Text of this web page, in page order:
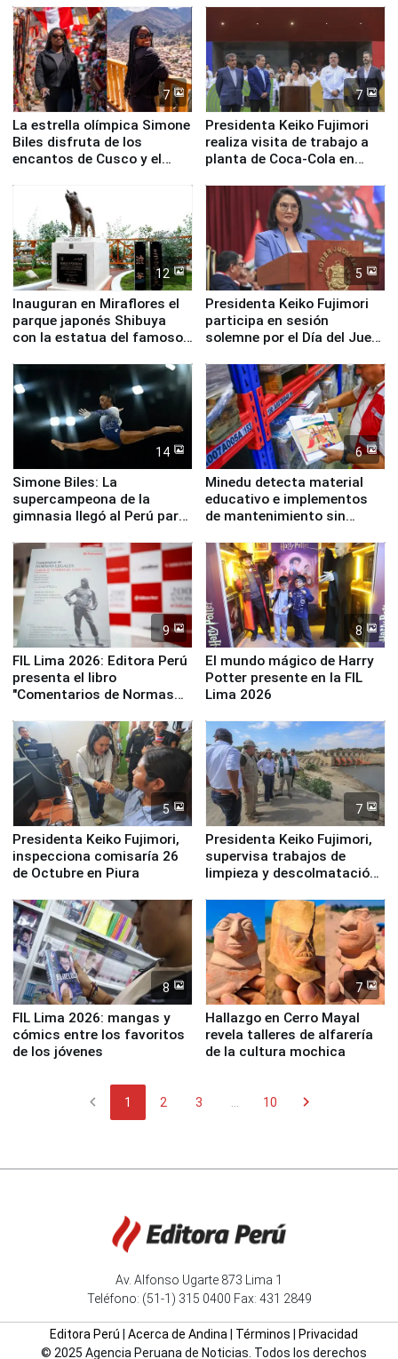
7
La estrella olímpica Simone
Biles disfruta de los
encantos de Cusco y el
7
Presidenta Keiko Fujimori
realiza visita de trabajo a
planta de Coca-Cola en
12
Inauguran en Miraflores el
parque japonés Shibuya
con la estatua del famoso
5
Presidenta Keiko Fujimori
participa en sesión
solemne por el Día del Juez
14
Simone Biles: La
supercampeona de la
gimnasia llegó al Perú para
Panamericanos Lima 2027
6
Minedu detecta material
educativo e implementos
de mantenimiento sin
la UGEL 2
9
FIL Lima 2026: Editora Perú
presenta el libro
"Comentarios de Normas
Derecho Colectivo"
8
El mundo mágico de Harry
Potter presente en la FIL
Lima 2026
5
Presidenta Keiko Fujimori,
inspecciona comisaría 26
de Octubre en Piura
7
Presidenta Keiko Fujimori,
supervisa trabajos de
limpieza y descolmatación
8
FIL Lima 2026: mangas y
cómics entre los favoritos
de los jóvenes
7
Hallazgo en Cerro Mayal
revela talleres de alfarería
de la cultura mochica
chevron_left 1 2 3 ... 10 chevron_right
Av. Alfonso Ugarte 873 Lima 1
Teléfono: (51-1) 315 0400 Fax: 431 2849
Editora Perú Acerca de Andina Términos
Privacidad
© 2025 Agencia Peruana de Noticias. Todos los derechos